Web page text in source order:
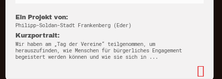
Ein Projekt von:
Philipp-Soldan-Stadt Frankenberg (Eder)
Kurzportrait:
Wir haben am „Tag der Vereine“ teilgenommen, um
herauszufinden, wie Menschen für bürgerliches Engagement
begeistert werden können und wie sie sich in ...